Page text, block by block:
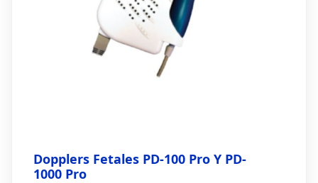
Dopplers Fetales PD-100 Pro Y PD-
1000 Pro